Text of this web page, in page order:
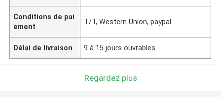
Conditions de pai
ement
T/T, Western Union, paypal
Délai de livraison 9 à 15 jours ouvrables
Regardez plus